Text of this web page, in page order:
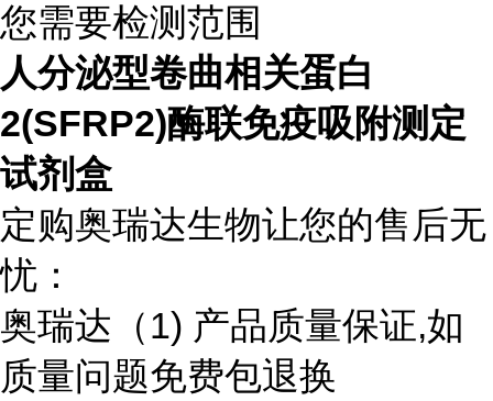
您需要检测范围
人分泌型卷曲相关蛋白
2(SFRP2)酶联免疫吸附测定
试剂盒
定购奥瑞达生物让您的售后无
忧：
奥瑞达（1) 产品质量保证,如
质量问题免费包退换